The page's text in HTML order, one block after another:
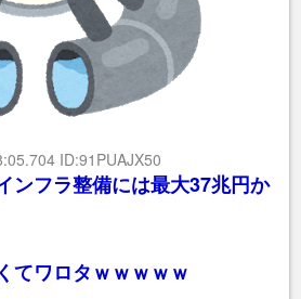
ID:91PUAJX50
ンフラ整備には最大37兆円か
てワロタｗｗｗｗｗ